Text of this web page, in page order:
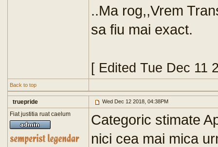
..Ma rog,,Vrem
sa fiu mai exact.
[ Edited Tue Dec 11
Back to top
truepride Wed Dec 12 2018, 04:38PM
Fiat justitia ruat caelum
Categoric stimate
nici cea mai mica